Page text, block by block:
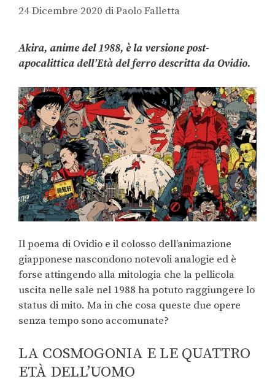
24 Dicembre 2020 diPaolo Falletta
Akira, anime del 1988, è la versione post-
apocalittica dell’Età del ferro descritta da Ovidio.
Il poema di Ovidio e il colosso dell’animazione
giapponese nascondono notevoli analogie ed è
forse attingendo alla mitologia che la pellicola
uscita nelle sale nel 1988 ha potuto raggiungere lo
status di mito. Ma in che cosa queste due opere
senza tempo sono accomunate?
LA COSMOGONIA E LE QUATTRO
ETÀ DELL’UOMO